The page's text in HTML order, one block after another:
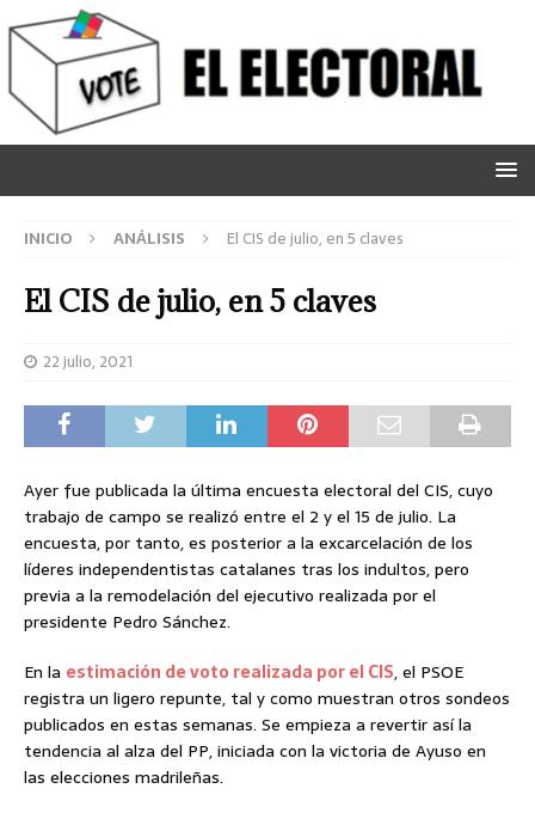
INICIO ANÁLISIS El CIS de julio, en 5 claves
El CIS de julio, en 5 claves
22 julio, 2021
Ayer fue publicada la última encuesta electoral del CIS, cuyo
trabajo de campo se realizó entre el 2 y el 15 de julio. La
encuesta, por tanto, es posterior a la excarcelación de los
líderes independentistas catalanes tras los indultos, pero
previa a la remodelación del ejecutivo realizada por el
presidente Pedro Sánchez.
En la estimación de voto realizada por el CIS, el PSOE
registra un ligero repunte, tal y como muestran otros sondeos
publicados en estas semanas. Se empieza a revertir así la
tendencia al alza del PP, iniciada con la victoria de Ayuso en
las elecciones madrileñas.